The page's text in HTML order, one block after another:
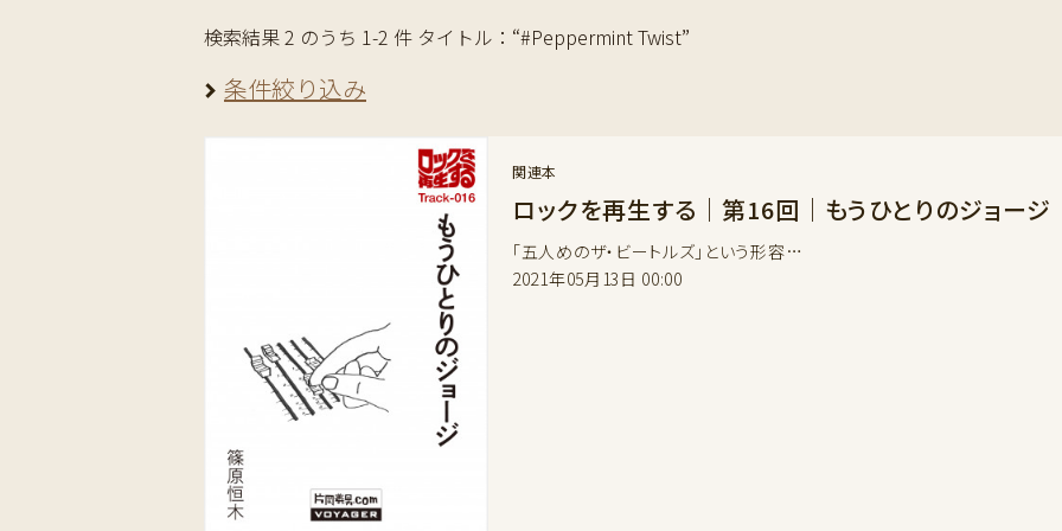
検索結果 2 のうち 1-2 件 タイトル：“#Peppermint Twist”
条件絞り込み
関連本
ロックを再生する｜第16回｜もうひとりのジョージ
「五人めのザ・ビートルズ」という形容…
2021年05月13日 00:00